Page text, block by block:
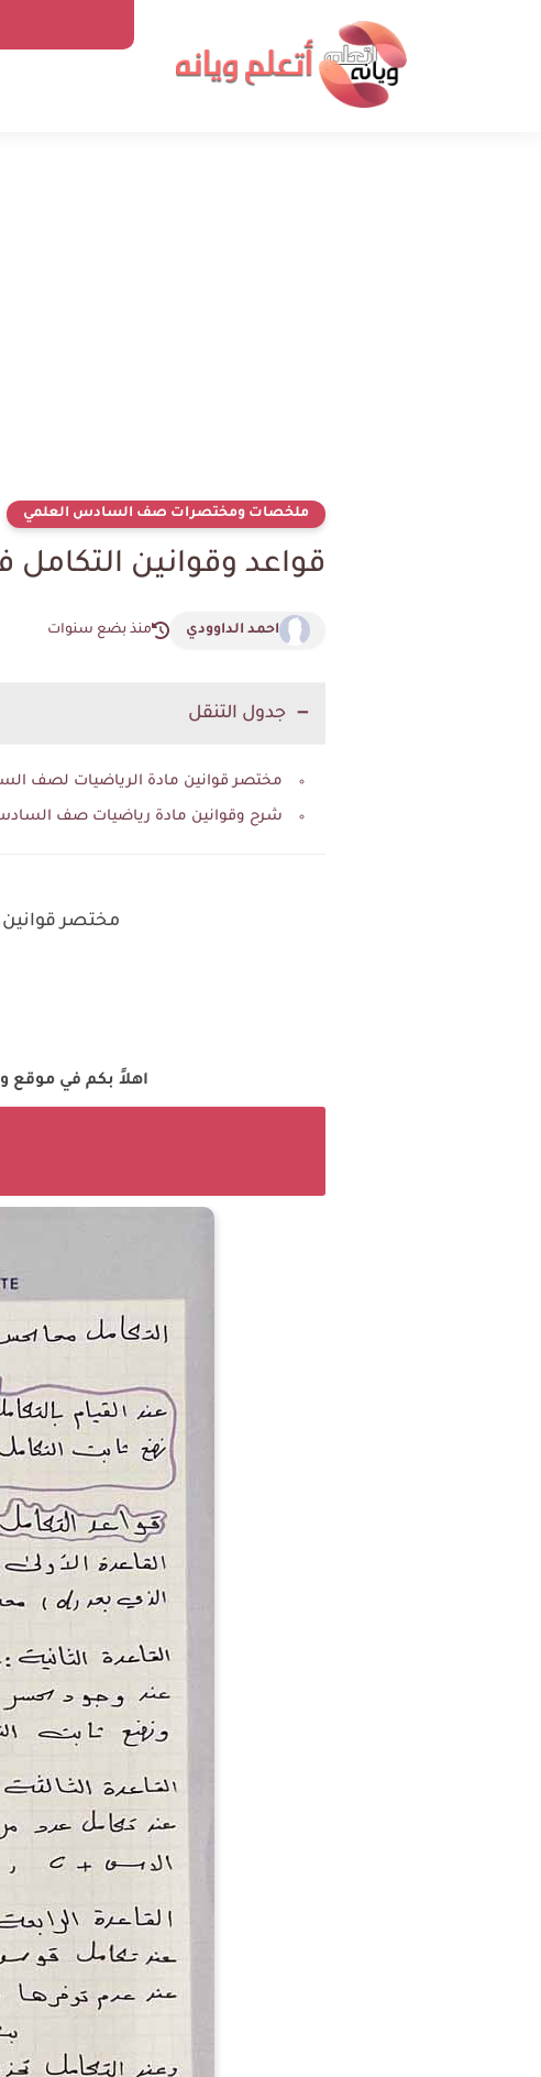
ملخصات ومختصرات صف السادس العلمي
قواعد وقوانين
احمد الداوودي منذ بضع سنوات
جدول التنقل
مختصر قوانين مادة الرياضيات لصف
شرح وقوانين مادة رياضيات صف
مختصر قوانين
اهلاً بكم في موقع